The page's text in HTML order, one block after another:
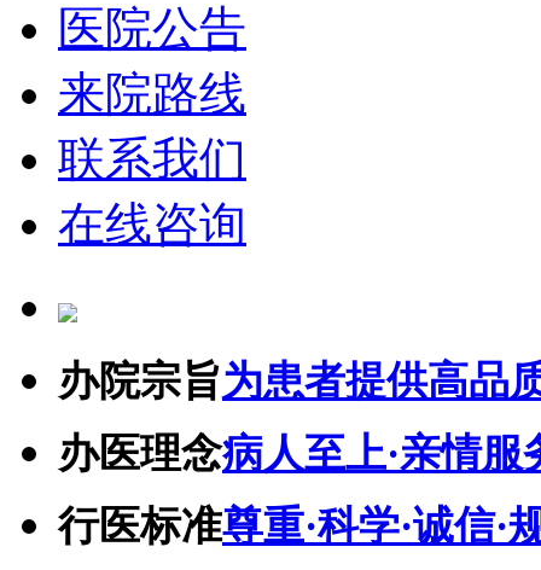
医院公告
来院路线
联系我们
在线咨询
办院宗旨为患者提供高品
办医理念病人至上·亲情服
行医标准尊重·科学·诚信·